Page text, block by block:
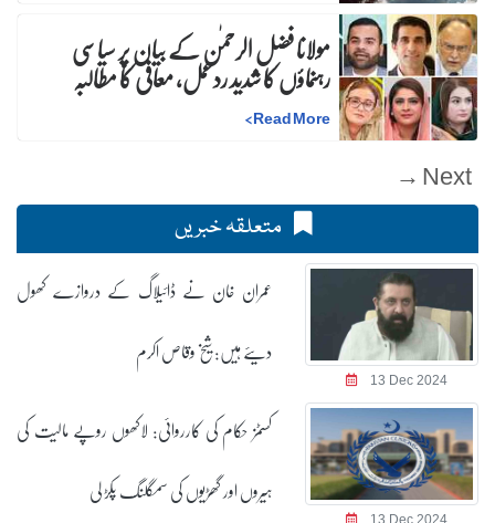
مولانا فضل الرحمٰن کے بیان پر سیاسی
رہنماؤں کا شدید ردعمل، معافی کا مطالبہ
Read More
>
Next →
متعلقہ خبریں
13 Dec 2024
عمران خان نے ڈائیلاگ کے دروازے کھول
دیئے ہیں: شیخ وقاص اکرم
13 Dec 2024
کسٹمز حکام کی کارروائی: لاکھوں روپے مالیت کی
ہیروں اور گھڑیوں کی سمگلنگ پکڑ لی